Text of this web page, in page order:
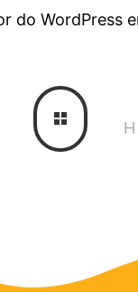
do WordPress